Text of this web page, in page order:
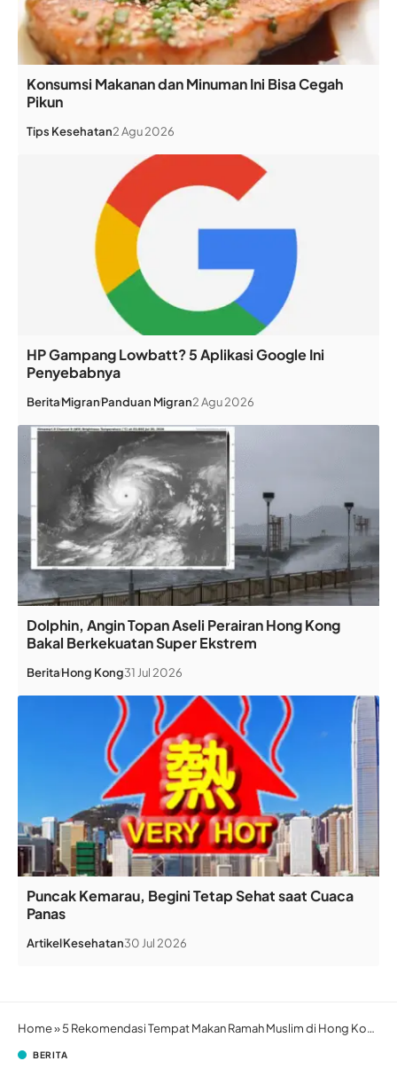
Konsumsi Makanan dan Minuman Ini Bisa Cegah
Pikun
Tips Kesehatan2 Agu 2026
HP Gampang Lowbatt? 5 Aplikasi Google Ini
Penyebabnya
BeritaMigranPanduan Migran2 Agu 2026
Dolphin, Angin Topan Aseli Perairan Hong Kong
Bakal Berkekuatan Super Ekstrem
BeritaHong Kong31 Jul 2026
Puncak Kemarau, Begini Tetap Sehat saat Cuaca
Panas
ArtikelKesehatan30 Jul 2026
Home»5 Rekomendasi Tempat Makan Ramah Muslim di Hong Kong
BERITA